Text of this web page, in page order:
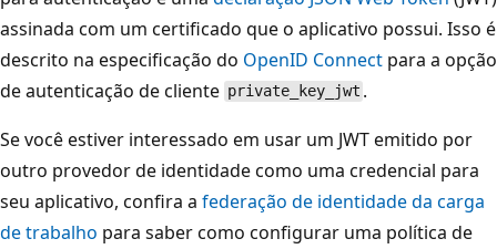
assinada com um certificado que o aplicativo possui. Isso é
descrito na especificação do OpenID Connect para a opção
de autenticação de cliente private_key_jwt .
Se você estiver interessado em usar um JWT emitido por
outro provedor de identidade como uma credencial para
seu aplicativo, confira a federação de identidade da carga
de trabalho para saber como configurar uma política de